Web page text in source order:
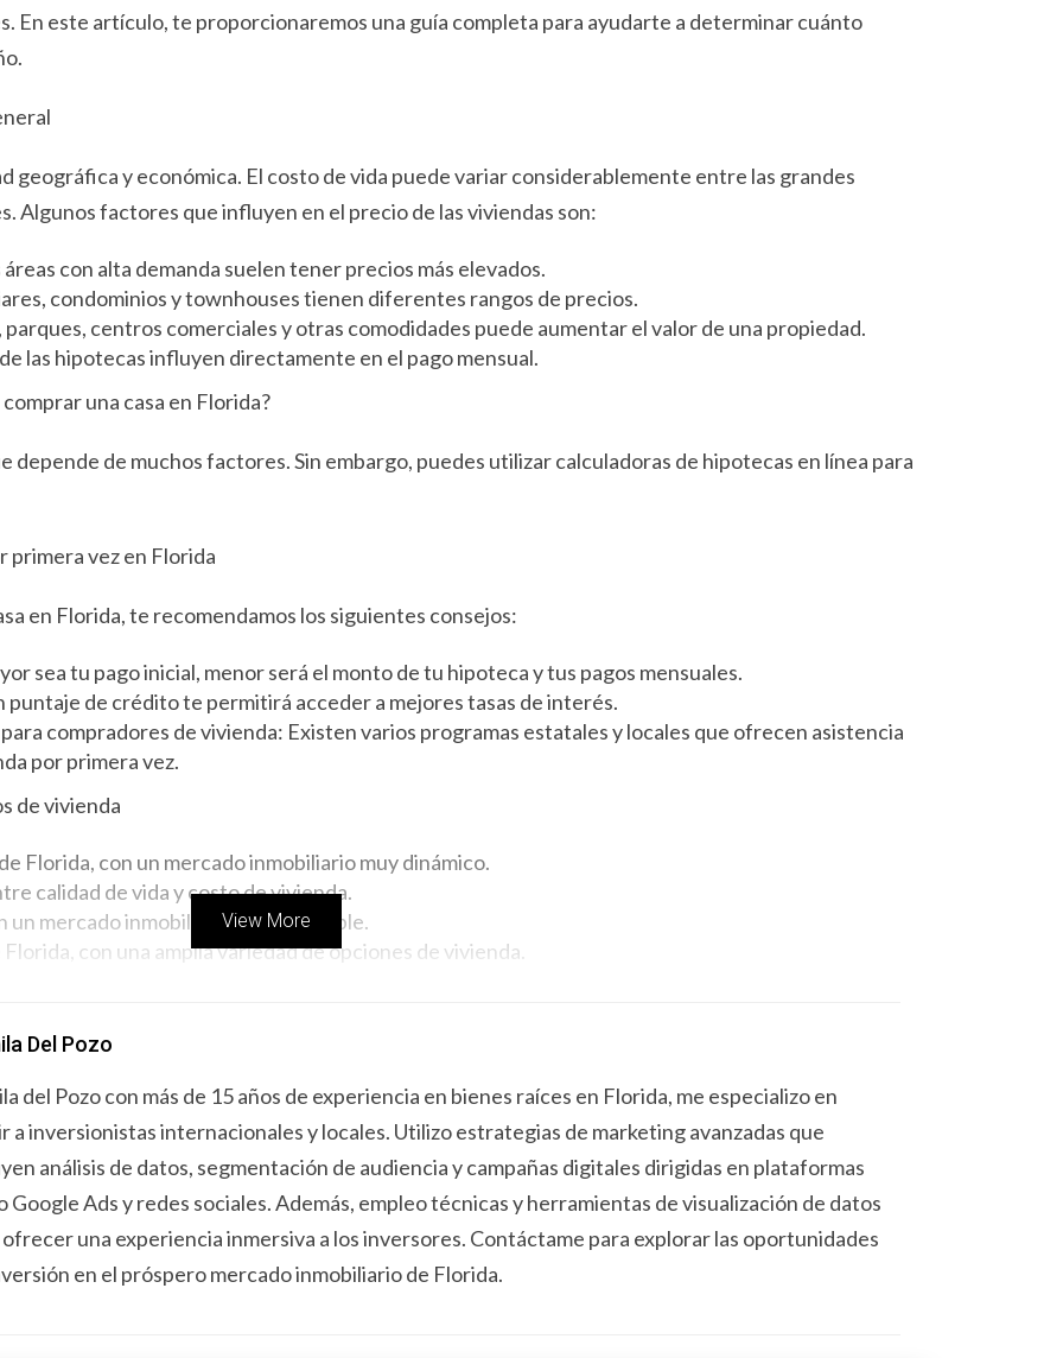
En este artículo, te proporcionaremos una guía completa para ayudarte a determinar cuánto
geográfica y económica. El costo de vida puede variar considerablemente entre las grandes
Algunos factores que influyen en el precio de las viviendas son:
con alta demanda suelen tener precios más elevados.
condominios y townhouses tienen diferentes rangos de precios.
centros comerciales y otras comodidades puede aumentar el valor de una propiedad.
las hipotecas influyen directamente en el pago mensual.
una casa en Florida?
depende de muchos factores. Sin embargo, puedes utilizar calculadoras de hipotecas en línea para
primera vez en Florida
en Florida, te recomendamos los siguientes consejos:
sea tu pago inicial, menor será el monto de tu hipoteca y tus pagos mensuales.
de crédito te permitirá acceder a mejores tasas de interés.
compradores de vivienda: Existen varios programas estatales y locales que ofrecen asistencia
por primera vez.
de vivienda
Florida, con un mercado inmobiliario muy dinámico.
calidad de vida y costo de vivienda.
mercado inmobiliario más asequible.
con una amplia variedad de opciones de vivienda.
a largo plazo que requiere una planificación cuidadosa. Al considerar factores como la ubicación, el
podrás tomar una decisión informada.
View More
Del Pozo
del Pozo con más de 15 años de experiencia en bienes raíces en Florida, me especializo en
a inversionistas internacionales y locales. Utilizo estrategias de marketing avanzadas que
análisis de datos, segmentación de audiencia y campañas digitales dirigidas en plataformas
Google Ads y redes sociales. Además, empleo técnicas y herramientas de visualización de datos
una experiencia inmersiva a los inversores. Contáctame para explorar las oportunidades
en el próspero mercado inmobiliario de Florida.